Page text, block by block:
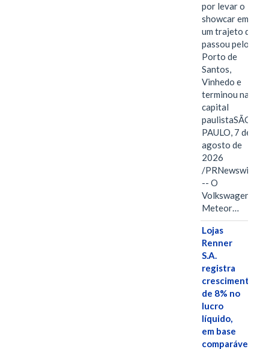
por levar o
showcar em
um trajeto que
passou pelo
Porto de
Santos,
Vinhedo e
terminou na
capital
paulistaSÃO
PAULO, 7 de
agosto de
2026
/PRNewswire/
-- O
Volkswagen
Meteor…
Lojas
Renner
S.A.
registra
crescimento
de 8% no
lucro
líquido,
em base
comparável,